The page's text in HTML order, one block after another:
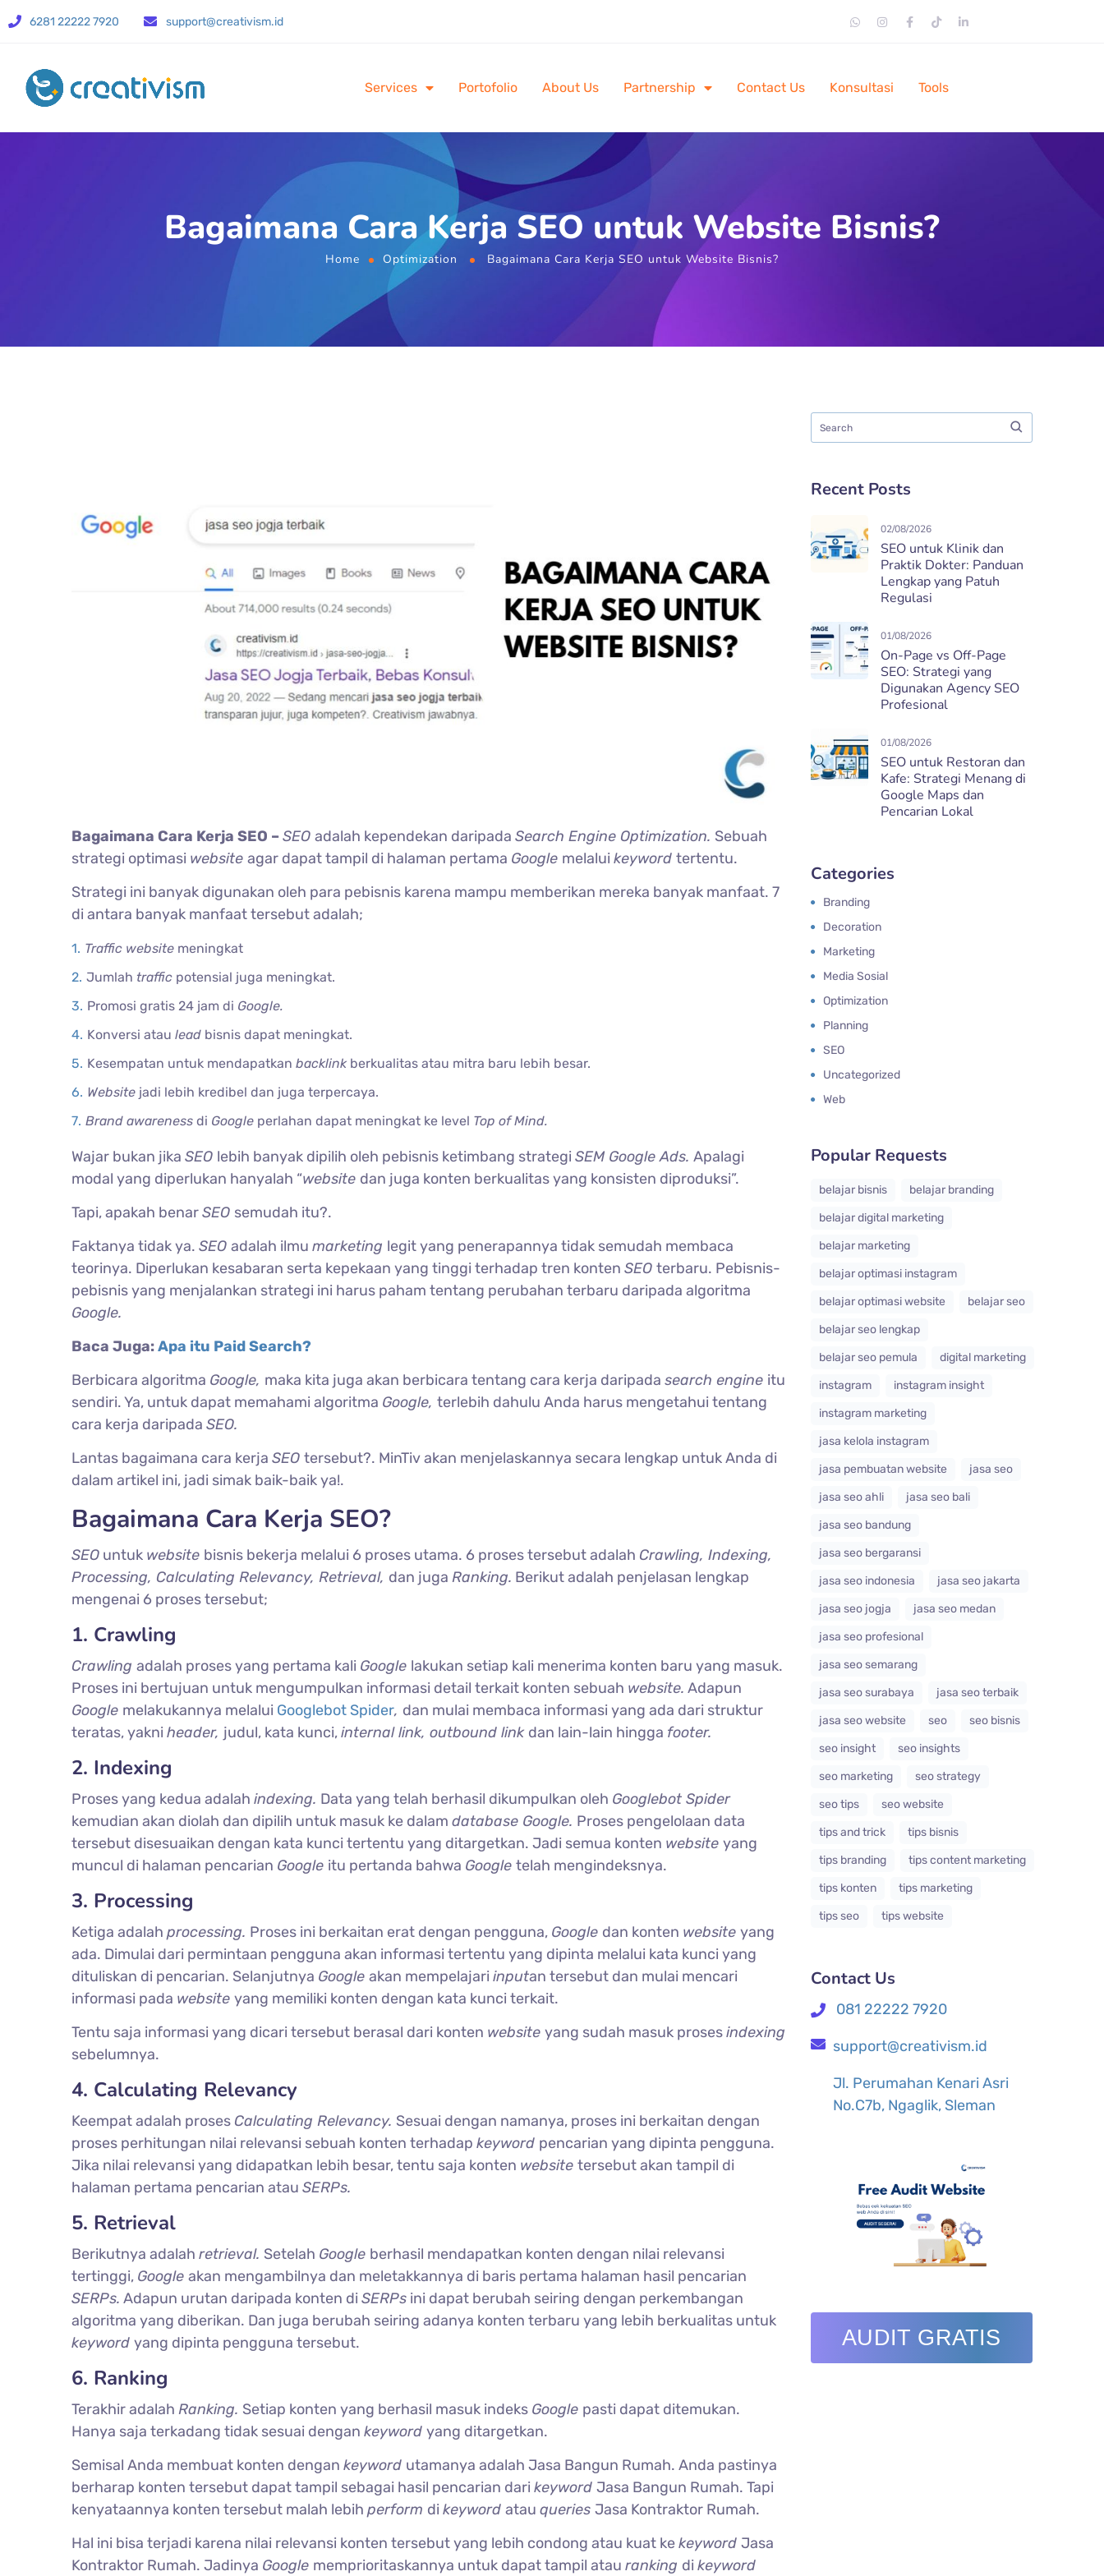
6281 22222 7920 support@creativism.id
Services Portofolio About Us Partnership Contact Us Konsultasi Tools
Bagaimana Cara Kerja SEO untuk Website Bisnis?
Home Optimization Bagaimana Cara Kerja SEO untuk Website Bisnis?
Bagaimana Cara Kerja SEO –SEO adalah kependekan daripada Search Engine Optimization. Sebuah
strategi optimasi website agar dapat tampil di halaman pertama Google melalui keyword tertentu.
Strategi ini banyak digunakan oleh para pebisnis karena mampu memberikan mereka banyak manfaat. 7
di antara banyak manfaat tersebut adalah;
Traffic website meningkat
Jumlah traffic potensial juga meningkat.
Promosi gratis 24 jam di Google.
Konversi atau lead bisnis dapat meningkat.
Kesempatan untuk mendapatkan backlink berkualitas atau mitra baru lebih besar.
Website jadi lebih kredibel dan juga terpercaya.
Brand awareness di Google perlahan dapat meningkat ke level Top of Mind.
Wajar bukan jika SEO lebih banyak dipilih oleh pebisnis ketimbang strategi SEM Google Ads. Apalagi
modal yang diperlukan hanyalah “website dan juga konten berkualitas yang konsisten diproduksi”.
Tapi, apakah benarSEO semudah itu?.
Faktanya tidak ya. SEO adalah ilmu marketing legit yang penerapannya tidak semudah membaca
teorinya. Diperlukan kesabaran serta kepekaan yang tinggi terhadap tren konten SEO terbaru. Pebisnis-
pebisnis yang menjalankan strategi ini harus paham tentang perubahan terbaru daripada algoritma
Google.
Baca Juga:Apa itu Paid Search?
Berbicara algoritma Google, maka kita juga akan berbicara tentang cara kerja daripada search engine itu
sendiri. Ya, untuk dapat memahami algoritma Google, terlebih dahulu Anda harus mengetahui tentang
cara kerja daripada SEO.
Lantas bagaimana cara kerja SEO tersebut?. MinTiv akan menjelaskannya secara lengkap untuk Anda di
dalam artikel ini, jadi simak baik-baik ya!.
Bagaimana Cara Kerja SEO?
SEO untuk website bisnis bekerja melalui 6 proses utama. 6 proses tersebut adalah Crawling, Indexing,
Processing, Calculating Relevancy, Retrieval, dan juga Ranking. Berikut adalah penjelasan lengkap
mengenai 6 proses tersebut;
1. Crawling
Crawling adalah proses yang pertama kali Google lakukan setiap kali menerima konten baru yang masuk.
Proses ini bertujuan untuk mengumpulkan informasi detail terkait konten sebuah website. Adapun
Google melakukannya melalui Googlebot Spider, dan mulai membaca informasi yang ada dari struktur
teratas, yakni header, judul, kata kunci,internal link, outbound link dan lain-lain hingga footer.
2. Indexing
Proses yang kedua adalah indexing. Data yang telah berhasil dikumpulkan oleh Googlebot Spider
kemudian akan diolah dan dipilih untuk masuk ke dalam database Google. Proses pengelolaan data
tersebut disesuaikan dengan kata kunci tertentu yang ditargetkan. Jadi semua konten website yang
muncul di halaman pencarian Google itu pertanda bahwa Google telah mengindeksnya.
3. Processing
Ketiga adalah processing. Proses ini berkaitan erat dengan pengguna, Google dan konten website yang
ada. Dimulai dari permintaan pengguna akan informasi tertentu yang dipinta melalui kata kunci yang
dituliskan di pencarian. Selanjutnya Google akan mempelajari inputan tersebut dan mulai mencari
informasi pada website yang memiliki konten dengan kata kunci terkait.
Tentu saja informasi yang dicari tersebut berasal dari konten website yang sudah masuk prosesindexing
sebelumnya.
4. Calculating Relevancy
Keempat adalah proses Calculating Relevancy. Sesuai dengan namanya, proses ini berkaitan dengan
proses perhitungan nilai relevansi sebuah konten terhadap keyword pencarian yang dipinta pengguna.
Jika nilai relevansi yang didapatkan lebih besar, tentu saja konten website tersebut akan tampil di
halaman pertama pencarian atau SERPs.
5. Retrieval
Berikutnya adalah retrieval. Setelah Google berhasil mendapatkan konten dengan nilai relevansi
tertinggi, Google akan mengambilnya dan meletakkannya di baris pertama halaman hasil pencarian
SERPs. Adapun urutan daripada konten di SERPs ini dapat berubah seiring dengan perkembangan
algoritma yang diberikan. Dan juga berubah seiring adanya konten terbaru yang lebih berkualitas untuk
keyword yang dipinta pengguna tersebut.
6. Ranking
Terakhir adalah Ranking. Setiap konten yang berhasil masuk indeks Google pasti dapat ditemukan.
Hanya saja terkadang tidak sesuai dengan keyword yang ditargetkan.
Semisal Anda membuat konten dengan keyword utamanya adalah Jasa Bangun Rumah. Anda pastinya
berharap konten tersebut dapat tampil sebagai hasil pencarian dari keyword Jasa Bangun Rumah. Tapi
kenyataannya konten tersebut malah lebih perform di keyword atau queries Jasa Kontraktor Rumah.
Hal ini bisa terjadi karena nilai relevansi konten tersebut yang lebih condong atau kuat kekeyword Jasa
Kontraktor Rumah. Jadinya Google memprioritaskannya untuk dapat tampil atau ranking di keyword
Recent Posts
02/08/2026
SEO untuk Klinik dan
Praktik Dokter: Panduan
Lengkap yang Patuh
Regulasi
01/08/2026
On-Page vs Off-Page
SEO: Strategi yang
Digunakan Agency SEO
Profesional
01/08/2026
SEO untuk Restoran dan
Kafe: Strategi Menang di
Google Maps dan
Pencarian Lokal
Categories
Branding
Decoration
Marketing
Media Sosial
Optimization
Planning
SEO
Uncategorized
Web
Popular Requests
belajar bisnis
belajar branding
belajar digital marketing
belajar marketing
belajar optimasi instagram
belajar optimasi website
belajar seo
belajar seo lengkap
belajar seo pemula
digital marketing
instagram
instagram insight
instagram marketing
jasa kelola instagram
jasa pembuatan website
jasa seo
jasa seo ahli
jasa seo bali
jasa seo bandung
jasa seo bergaransi
jasa seo indonesia
jasa seo jakarta
jasa seo jogja
jasa seo medan
jasa seo profesional
jasa seo semarang
jasa seo surabaya
jasa seo terbaik
jasa seo website
seo
seo bisnis
seo insight
seo insights
seo marketing
seo strategy
seo tips
seo website
tips and trick
tips bisnis
tips branding
tips content marketing
tips konten
tips marketing
tips seo
tips website
Contact Us
081 22222 7920
support@creativism.id
Jl. Perumahan Kenari Asri
No.C7b, Ngaglik, Sleman
AUDIT GRATIS